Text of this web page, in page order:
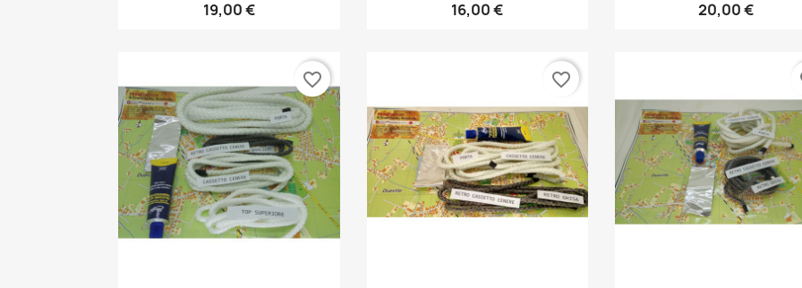
19,00 € 16,00 € 20,00 €
favorite_border favorite_border